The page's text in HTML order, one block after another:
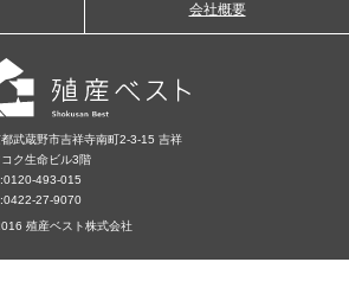
会社概要
武蔵野市吉祥寺南町2-3-15 吉祥
ク生命ビル3階
0120-493-015
27-9070
殖産ベスト株式会社